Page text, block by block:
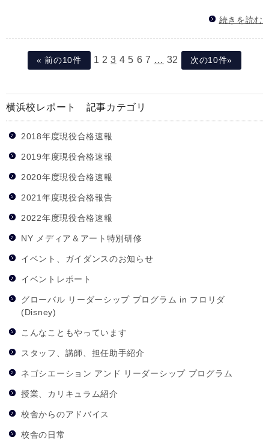
続きを読む
« 前の10件 1 2 3 4 5 6 7 … 32 次の10件»
横浜校レポート 記事カテゴリ
2018年度現役合格速報
2019年度現役合格速報
2020年度現役合格速報
2021年度現役合格報告
2022年度現役合格速報
NY メディア＆アート特別研修
イベント、ガイダンスのお知らせ
イベントレポート
グローバル リーダーシップ プログラム in フロリダ
(Disney)
こんなこともやっています
スタッフ、講師、担任助手紹介
ネゴシエーション アンド リーダーシップ プログラム
授業、カリキュラム紹介
校舎からのアドバイス
校舎の日常